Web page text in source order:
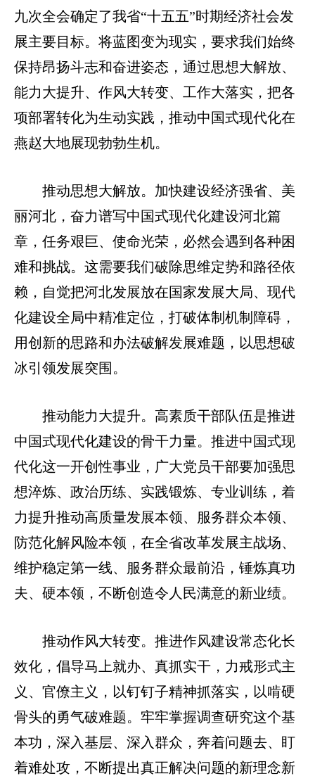
九次全会确定了我省“十五五”时期经济社会发
展主要目标。将蓝图变为现实，要求我们始终
保持昂扬斗志和奋进姿态，通过思想大解放、
能力大提升、作风大转变、工作大落实，把各
项部署转化为生动实践，推动中国式现代化在
燕赵大地展现勃勃生机。
推动思想大解放。加快建设经济强省、美
丽河北，奋力谱写中国式现代化建设河北篇
章，任务艰巨、使命光荣，必然会遇到各种困
难和挑战。这需要我们破除思维定势和路径依
赖，自觉把河北发展放在国家发展大局、现代
化建设全局中精准定位，打破体制机制障碍，
用创新的思路和办法破解发展难题，以思想破
冰引领发展突围。
推动能力大提升。高素质干部队伍是推进
中国式现代化建设的骨干力量。推进中国式现
代化这一开创性事业，广大党员干部要加强思
想淬炼、政治历练、实践锻炼、专业训练，着
力提升推动高质量发展本领、服务群众本领、
防范化解风险本领，在全省改革发展主战场、
维护稳定第一线、服务群众最前沿，锤炼真功
夫、硬本领，不断创造令人民满意的新业绩。
推动作风大转变。推进作风建设常态化长
效化，倡导马上就办、真抓实干，力戒形式主
义、官僚主义，以钉钉子精神抓落实，以啃硬
骨头的勇气破难题。牢牢掌握调查研究这个基
本功，深入基层、深入群众，奔着问题去、盯
着难处攻，不断提出真正解决问题的新理念新